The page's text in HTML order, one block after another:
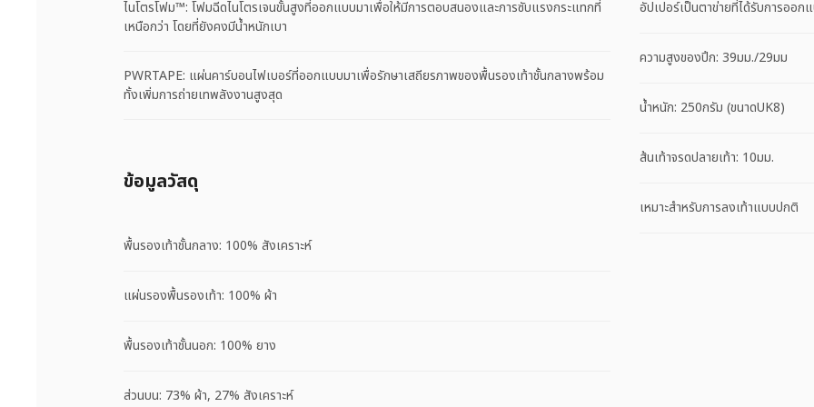
ไนโตรโฟม™: โฟมฉีดไนโตรเจนขั้นสูงที่ออกแบบมาเพื่อให้มีการตอบสนองและการซับแรงกระแทกที่
เหนือกว่า โดยที่ยังคงมีน้ำหนักเบา
PWRTAPE: แผ่นคาร์บอนไฟเบอร์ที่ออกแบบมาเพื่อรักษาเสถียรภาพของพื้นรองเท้าชั้นกลางพร้อม
ทั้งเพิ่มการถ่ายเทพลังงานสูงสุด
อัปเปอร์เป็นตาข่ายที่ได้รับการออก
ความสูงของปึก: 39มม./29มม
น้ำหนัก: 250กรัม (ขนาดUK8)​
ส้นเท้าจรดปลายเท้า: 10มม.​
เหมาะสําหรับการลงเท้าแบบปกติ
ข้อมูลวัสดุ
พื้นรองเท้าชั้นกลาง: 100% สังเคราะห์
แผ่นรองพื้นรองเท้า: 100% ผ้า
พื้นรองเท้าชั้นนอก: 100% ยาง
ส่วนบน: 73% ผ้า, 27% สังเคราะห์